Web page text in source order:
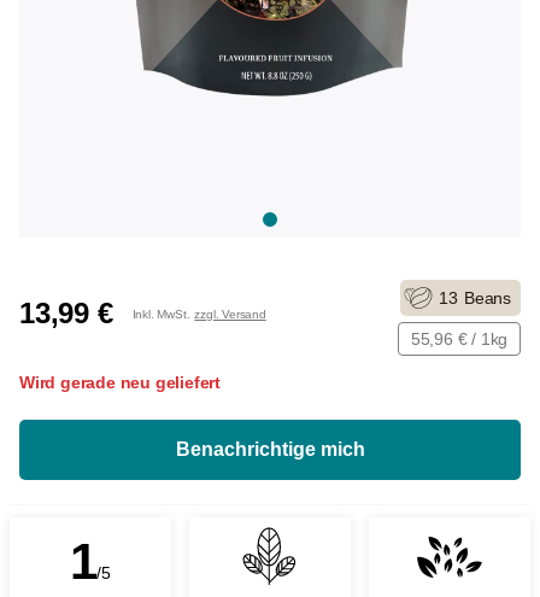
13,99 € Inkl. MwSt. zzgl. Versand
13 Beans
55,96 € / 1kg
Wird gerade neu geliefert
Benachrichtige mich
1/5